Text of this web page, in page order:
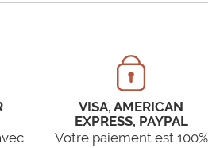
VISA, AMERICAN
EXPRESS, PAYPAL
Votre paiement est 100%